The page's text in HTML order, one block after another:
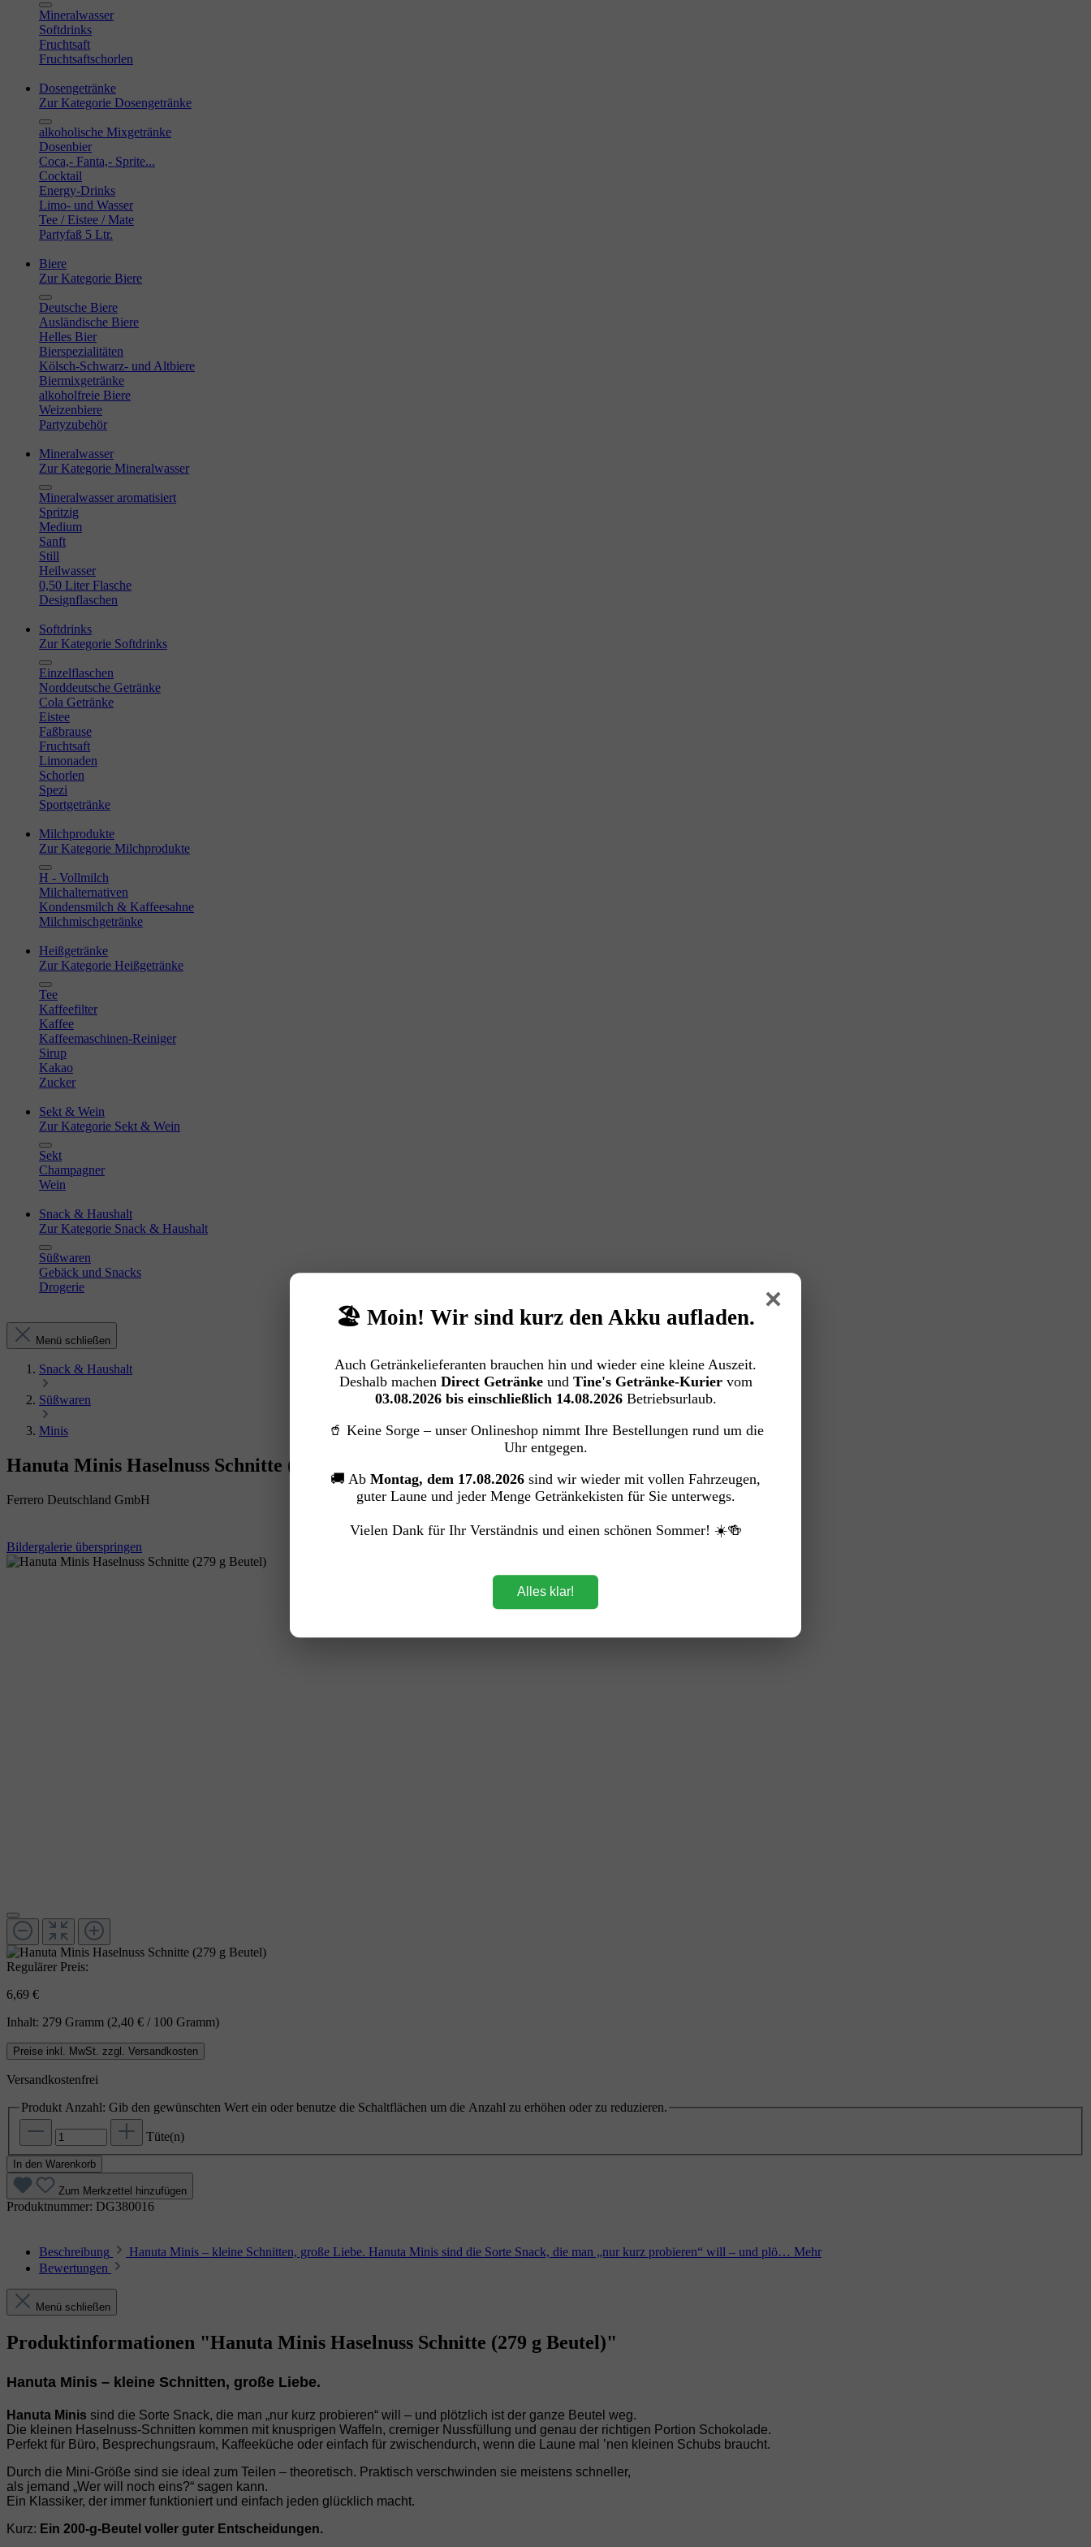
Mineralwasser
Softdrinks
Fruchtsaft
Fruchtsaftschorlen
Dosengetränke
Zur Kategorie Dosengetränke
alkoholische Mixgetränke
Dosenbier
Coca,- Fanta,- Sprite...
Cocktail
Energy-Drinks
Limo- und Wasser
Tee / Eistee / Mate
Partyfaß 5 Ltr.
Biere
Zur Kategorie Biere
Deutsche Biere
Ausländische Biere
Helles Bier
Bierspezialitäten
Kölsch-Schwarz- und Altbiere
Biermixgetränke
alkoholfreie Biere
Weizenbiere
Partyzubehör
Mineralwasser
Zur Kategorie Mineralwasser
Mineralwasser aromatisiert
Spritzig
Medium
Sanft
Still
Heilwasser
0,50 Liter Flasche
Designflaschen
Softdrinks
Zur Kategorie Softdrinks
Einzelflaschen
Norddeutsche Getränke
Cola Getränke
Eistee
Faßbrause
Fruchtsaft
Limonaden
Schorlen
Spezi
Sportgetränke
Milchprodukte
Zur Kategorie Milchprodukte
H - Vollmilch
Milchalternativen
Kondensmilch & Kaffeesahne
Milchmischgetränke
Heißgetränke
Zur Kategorie Heißgetränke
Tee
Kaffeefilter
Kaffee
Kaffeemaschinen-Reiniger
Sirup
Kakao
Zucker
Sekt & Wein
Zur Kategorie Sekt & Wein
Sekt
Champagner
Wein
Snack & Haushalt
Zur Kategorie Snack & Haushalt
Süßwaren
Gebäck und Snacks
Drogerie
Menü schließen
Snack & Haushalt
Süßwaren
Minis
Hanuta Minis Haselnuss Schnitte (279 g Beutel)
Ferrero Deutschland GmbH
Bildergalerie überspringen
Regulärer Preis:
6,69 €
Inhalt: 279 Gramm (2,40 € / 100 Gramm)
Preise inkl. MwSt. zzgl. Versandkosten
Versandkostenfrei
Produkt Anzahl: Gib den gewünschten Wert ein oder benutze die Schaltflächen um die Anzahl zu erhöhen oder zu reduzieren.
Tüte(n)
In den Warenkorb
Zum Merkzettel hinzufügen
Produktnummer: DG380016
Beschreibung Hanuta Minis – kleine Schnitten, große Liebe. Hanuta Minis sind die Sorte Snack, die man „nur kurz probieren“ will – und plö… Mehr
Bewertungen
Menü schließen
Produktinformationen "Hanuta Minis Haselnuss Schnitte (279 g Beutel)"
Hanuta Minis – kleine Schnitten, große Liebe.
Hanuta Minis sind die Sorte Snack, die man „nur kurz probieren“ will – und plötzlich ist der ganze Beutel weg.
Die kleinen Haselnuss‑Schnitten kommen mit knusprigen Waffeln, cremiger Nussfüllung und genau der richtigen Portion Schokolade.
Perfekt für Büro, Besprechungsraum, Kaffeeküche oder einfach für zwischendurch, wenn die Laune mal ’nen kleinen Schubs braucht.
Durch die Mini‑Größe sind sie ideal zum Teilen – theoretisch. Praktisch verschwinden sie meistens schneller,
als jemand „Wer will noch eins?“ sagen kann.
Ein Klassiker, der immer funktioniert und einfach jeden glücklich macht.
Kurz: Ein 200‑g‑Beutel voller guter Entscheidungen.
×
🏖️ Moin! Wir sind kurz den Akku aufladen.
Auch Getränkelieferanten brauchen hin und wieder eine kleine Auszeit.
Deshalb machen Direct Getränkeund Tine's Getränke-Kuriervom
03.08.2026 bis einschließlich 14.08.2026Betriebsurlaub.
🥤 Keine Sorge – unser Onlineshop nimmt Ihre Bestellungen rund um die
Uhr entgegen.
🚚 Ab Montag, dem 17.08.2026 sind wir wieder mit vollen Fahrzeugen,
guter Laune und jeder Menge Getränkekisten für Sie unterwegs.
Vielen Dank für Ihr Verständnis und einen schönen Sommer! ☀️🍻
Alles klar!